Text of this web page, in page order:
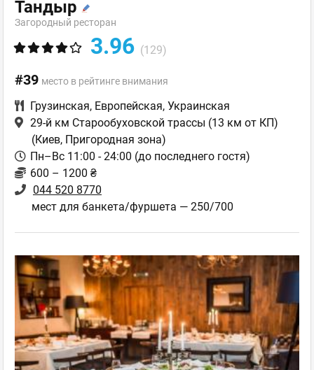
Тандыр
Загородный ресторан
3.96 (129)
#39 место в рейтинге внимания
Грузинская, Европейская, Украинская
29-й км Старообуховской трассы (13 км от КП)
(Киев, Пригородная зона)
Пн–Вс 11:00 - 24:00 (до последнего гостя)
600 – 1200 ₴
044 520 8770
мест для банкета/фуршета — 250/700